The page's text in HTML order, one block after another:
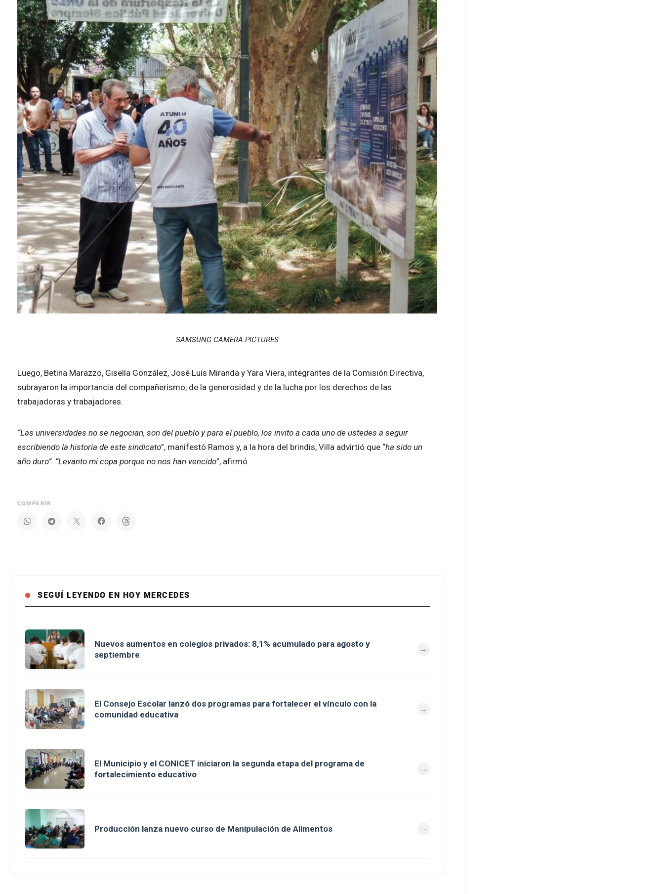
SAMSUNG CAMERA PICTURES
Luego, Betina Marazzo, Gisella González, José Luis Miranda y Yara Viera, integrantes de la Comisión Directiva,
subrayaron la importancia del compañerismo, de la generosidad y de la lucha por los derechos de las
trabajadoras y trabajadores.
“Las universidades no se negocian, son del pueblo y para el pueblo, los invito a cada uno de ustedes a seguir
escribiendo la historia de este sindicato”, manifestó Ramos y, a la hora del brindis, Villa advirtió que “ha sido un
año duro”. “Levanto mi copa porque no nos han vencido”, afirmó
COMPARIR
SEGUÍ LEYENDO EN HOY MERCEDES
Nuevos aumentos en colegios privados: 8,1% acumulado para agosto y
septiembre
El Consejo Escolar lanzó dos programas para fortalecer el vínculo con la
comunidad educativa
El Municipio y el CONICET iniciaron la segunda etapa del programa de
fortalecimiento educativo
Producción lanza nuevo curso de Manipulación de Alimentos